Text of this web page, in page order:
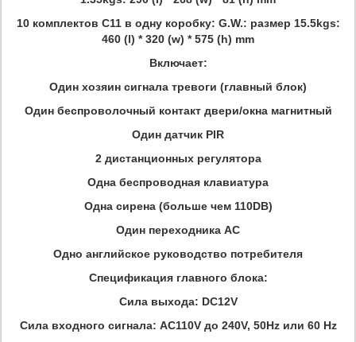
10 комплектов C11 в одну коробку: G.W.: размер 15.5kgs:
460 (l) * 320 (w) * 575 (h) mm
Включает:
Один хозяин сигнала тревоги (главный блок)
Один беспроволочный контакт двери/окна магнитный
Один датчик PIR
2 дистанционных регулятора
Одна беспроводная клавиатура
Одна сирена (больше чем 110DB)
Один переходника AC
Одно английское руководство потребителя
Спецификация главного блока:
Сила выхода: DC12V
Сила входного сигнала: AC110V до 240V, 50Hz или 60 Hz